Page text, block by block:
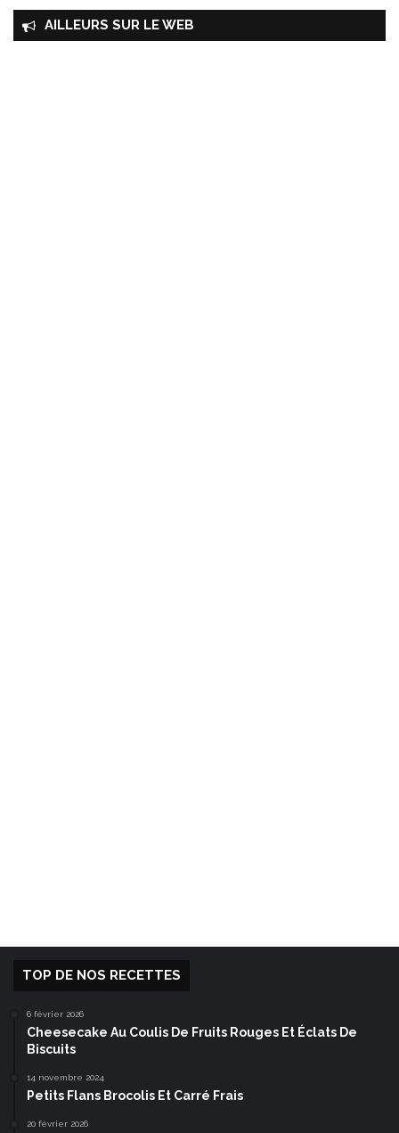
AILLEURS SUR LE WEB
TOP DE NOS RECETTES
6 février 2026
Cheesecake Au Coulis De Fruits Rouges Et Éclats De
Biscuits
14 novembre 2024
Petits Flans Brocolis Et Carré Frais
20 février 2026